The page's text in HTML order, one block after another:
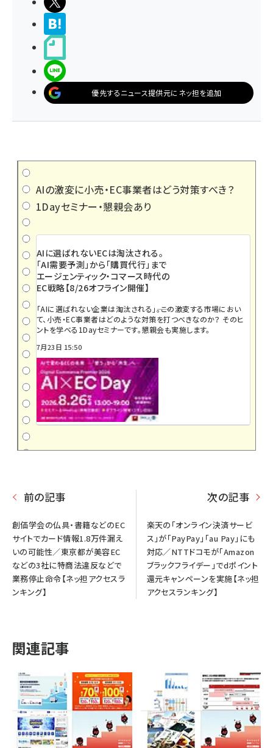
優先するニュース提供元にネッ担を追加
AIの激変に小売・EC事業者はどう対策すべき？
1Dayセミナー・懇親会あり
AIに選ばれないECは淘汰される。
「AI需要予測」から「購買代行」まで
エージェンティック・コマース時代の
EC戦略【8/26オフライン開催】
「AIに選ばれない企業は淘汰される」――。この激変する市場におい
て、小売・EC事業者はどのような対策を打つべきなのか？ そのヒ
ントを学べる1Dayセミナーです。懇親会も実施します。
7月23日 15:50
前の記事
創価学会の仏具・書籍などのEC
サイトでカード情報1.8万件漏え
いの可能性／東京都が美容EC
などの3社に特商法違反などで
業務停止命令【ネッ担アクセスラ
ンキング】
次の記事
楽天の「オンライン決済サービ
ス」が「PayPay」「au Pay」にも
対応／NTTドコモが「Amazon
ブラックフライデー」でdポイント
還元キャンペーンを実施【ネッ担
アクセスランキング】
関連記事